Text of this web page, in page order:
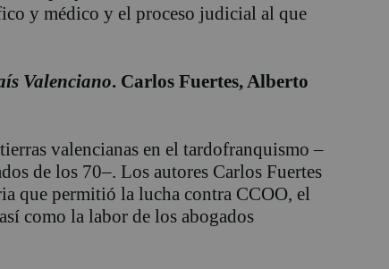
y médico y el proceso judicial al que
Valenciano. Carlos Fuertes, Alberto
valencianas en el tardofranquismo –
de los 70–. Los autores Carlos Fuertes
que permitió la lucha contra CCOO, el
como la labor de los abogados